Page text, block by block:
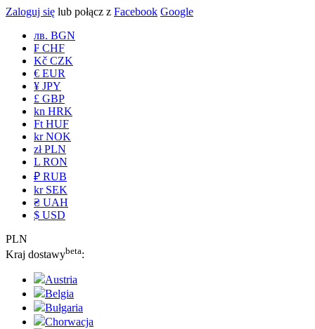
Zaloguj się lub połącz z Facebook Google
лв. BGN
₣ CHF
Kč CZK
€ EUR
¥ JPY
£ GBP
kn HRK
Ft HUF
kr NOK
zł PLN
L RON
₽ RUB
kr SEK
₴ UAH
$ USD
PLN
Kraj dostawybeta:
Austria
Belgia
Bułgaria
Chorwacja